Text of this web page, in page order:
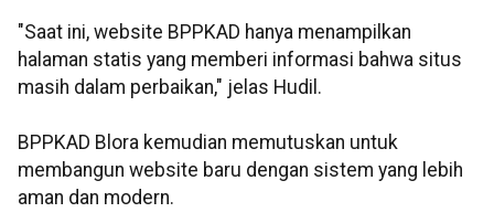
"Saat ini, website BPPKAD hanya menampilkan
halaman statis yang memberi informasi bahwa situs
masih dalam perbaikan," jelas Hudil.
BPPKAD Blora kemudian memutuskan untuk
membangun website baru dengan sistem yang lebih
aman dan modern.